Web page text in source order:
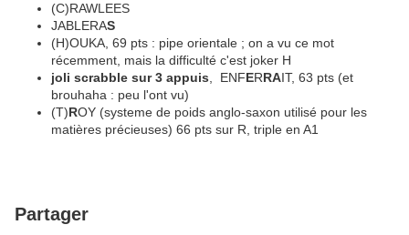
(C)RAWLEES
JABLERAS
(H)OUKA, 69 pts : pipe orientale ; on a vu ce mot
récemment, mais la difficulté c'est joker H
joli scrabble sur 3 appuis , ENFERRAIT, 63 pts (et
brouhaha : peu l'ont vu)
(T)ROY (systeme de poids anglo-saxon utilisé pour les
matières précieuses) 66 pts sur R, triple en A1
Partager